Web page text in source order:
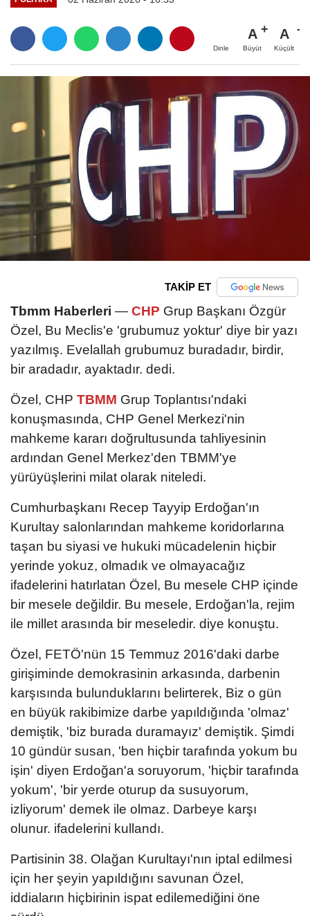
Dinle
A
Büyüt
A
Küçült
TAKİP ET
Tbmm Haberleri — CHP Grup Başkanı Özgür
Özel, Bu Meclis'e 'grubumuz yoktur' diye bir yazı
yazılmış. Evelallah grubumuz buradadır, birdir,
bir aradadır, ayaktadır. dedi.
Özel, CHP TBMM Grup Toplantısı'ndaki
konuşmasında, CHP Genel Merkezi'nin
mahkeme kararı doğrultusunda tahliyesinin
ardından Genel Merkez'den TBMM'ye
yürüyüşlerini milat olarak niteledi.
Cumhurbaşkanı Recep Tayyip Erdoğan'ın
Kurultay salonlarından mahkeme koridorlarına
taşan bu siyasi ve hukuki mücadelenin hiçbir
yerinde yokuz, olmadık ve olmayacağız
ifadelerini hatırlatan Özel, Bu mesele CHP içinde
bir mesele değildir. Bu mesele, Erdoğan'la, rejim
ile millet arasında bir meseledir. diye konuştu.
Özel, FETÖ'nün 15 Temmuz 2016'daki darbe
girişiminde demokrasinin arkasında, darbenin
karşısında bulunduklarını belirterek, Biz o gün
en büyük rakibimize darbe yapıldığında 'olmaz'
demiştik, 'biz burada duramayız' demiştik. Şimdi
10 gündür susan, 'ben hiçbir tarafında yokum bu
işin' diyen Erdoğan'a soruyorum, 'hiçbir tarafında
yokum', 'bir yerde oturup da susuyorum,
izliyorum' demek ile olmaz. Darbeye karşı
olunur. ifadelerini kullandı.
Partisinin 38. Olağan Kurultayı'nın iptal edilmesi
için her şeyin yapıldığını savunan Özel,
iddiaların hiçbirinin ispat edilemediğini öne